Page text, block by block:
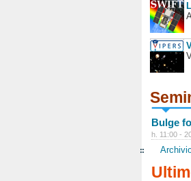
Bulge
h. 11:00 -